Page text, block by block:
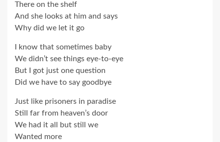
There on the shelf
And she looks at him and says
Why did we let it go
I know that sometimes baby
We didn’t see things eye-to-eye
But I got just one question
Did we have to say goodbye
Just like prisoners in paradise
Still far from heaven’s door
We had it all but still we
Wanted more